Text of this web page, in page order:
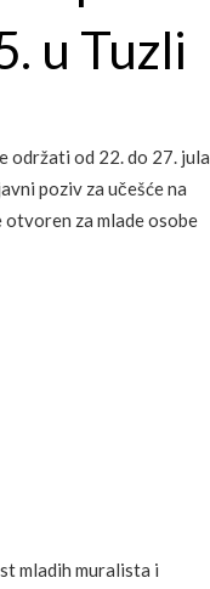
u Tuzli
održati od 22. do 27. jula
poziv za učešće na
za mlade osobe
mladih muralista i